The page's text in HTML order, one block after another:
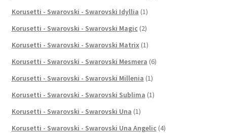
Korusetti - Swarovski - Swarovski Idyllia (1)
Korusetti - Swarovski - Swarovski Magic (2)
Korusetti - Swarovski - Swarovski Matrix (1)
Korusetti - Swarovski - Swarovski Mesmera (6)
Korusetti - Swarovski - Swarovski Millenia (1)
Korusetti - Swarovski - Swarovski Sublima (1)
Korusetti - Swarovski - Swarovski Una (1)
Korusetti - Swarovski - Swarovski Una Angelic (4)